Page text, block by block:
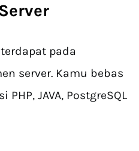
pada
server. Kamu bebas
JAVA, PostgreSQL